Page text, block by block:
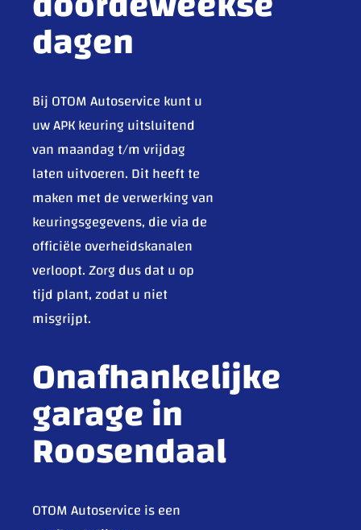
dagen
Bij OTOM Autoservice kunt u
uw APK keuring uitsluitend
van maandag t/m vrijdag
laten uitvoeren. Dit heeft te
maken met de verwerking van
keuringsgegevens, die via de
officiële overheidskanalen
verloopt. Zorg dus dat u op
tijd plant, zodat u niet
misgrijpt.
Onafhankelijke
garage in
Roosendaal
OTOM Autoservice is een